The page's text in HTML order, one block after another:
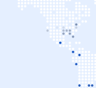
un succès durable.